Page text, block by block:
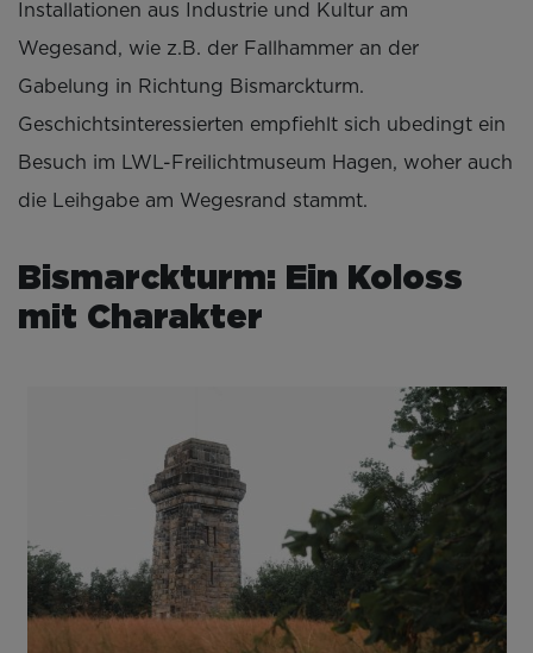
Installationen aus Industrie und Kultur am
Wegesand, wie z.B. der Fallhammer an der
Gabelung in Richtung Bismarckturm.
Geschichtsinteressierten empfiehlt sich ubedingt ein
Besuch im LWL-Freilichtmuseum Hagen, woher auch
die Leihgabe am Wegesrand stammt.
Bismarckturm: Ein Koloss
mit Charakter